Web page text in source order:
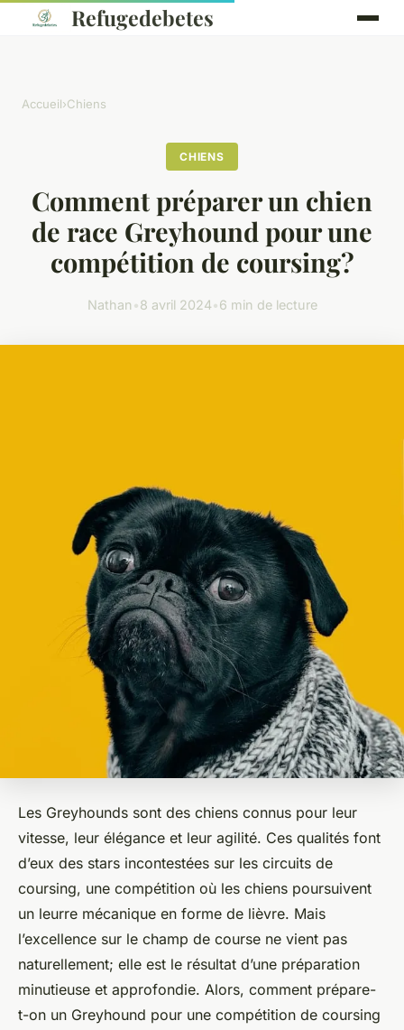
Refugedebetes
Accueil›Chiens
CHIENS
Comment préparer un chien
de race Greyhound pour une
compétition de coursing?
Nathan •8 avril 2024•6 min de lecture
Les Greyhounds sont des chiens connus pour leur
vitesse, leur élégance et leur agilité. Ces qualités font
d’eux des stars incontestées sur les circuits de
coursing, une compétition où les chiens poursuivent
un leurre mécanique en forme de lièvre. Mais
l’excellence sur le champ de course ne vient pas
naturellement; elle est le résultat d’une préparation
minutieuse et approfondie. Alors, comment prépare-
t-on un Greyhound pour une compétition de coursing